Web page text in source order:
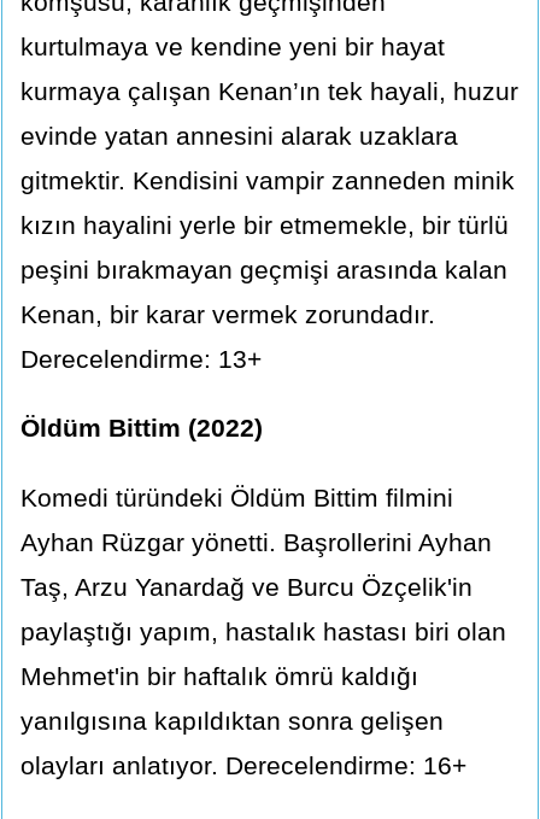
kurtulmaya ve kendine yeni bir hayat
kurmaya çalışan Kenan’ın tek hayali, huzur
evinde yatan annesini alarak uzaklara
gitmektir. Kendisini vampir zanneden minik
kızın hayalini yerle bir etmemekle, bir türlü
peşini bırakmayan geçmişi arasında kalan
Kenan, bir karar vermek zorundadır.
Derecelendirme: 13+
Öldüm Bittim (2022)
Komedi türündeki Öldüm Bittim filmini
Ayhan Rüzgar yönetti. Başrollerini Ayhan
Taş, Arzu Yanardağ ve Burcu Özçelik'in
paylaştığı yapım, hastalık hastası biri olan
Mehmet'in bir haftalık ömrü kaldığı
yanılgısına kapıldıktan sonra gelişen
olayları anlatıyor. Derecelendirme: 16+